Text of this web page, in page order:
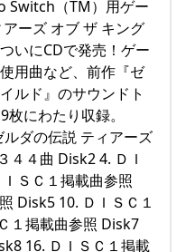
Switch（TM）用ゲー
ーズ オブ ザ キング
いにCDで発売！ゲー
用曲など、前作『ゼ
ルド』のサウンドト
にわたり収録。
ダの伝説 ティアーズ
４４曲 Disk2 4. ＤＩ
ＳＣ１掲載曲参照
Disk5 10. ＤＩＳＣ１
１掲載曲参照 Disk7
16. ＤＩＳＣ１掲載